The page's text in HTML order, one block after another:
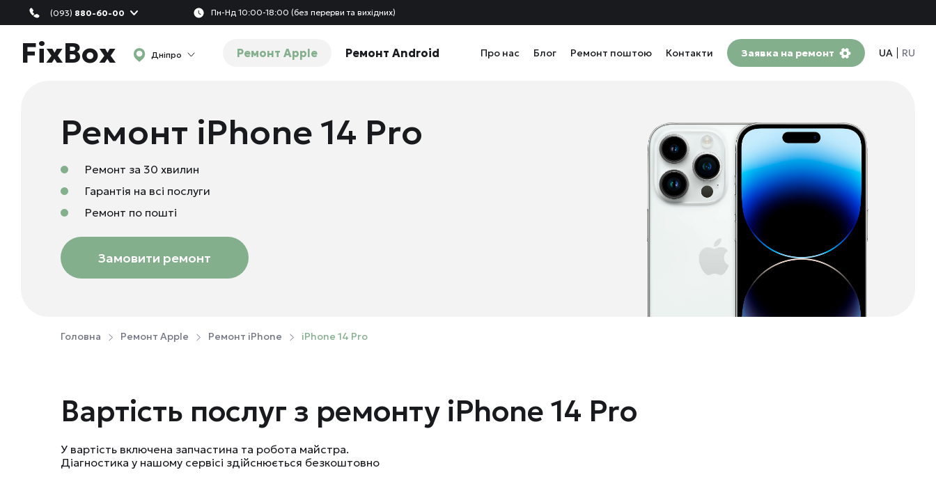
(093) 880-60-00 Пн-Нд 10:00-18:00 (без перерви та вихідних)
FixBox Дніпро Ремонт Apple Ремонт Android Про нас Блог Ремонт поштою Контакти Заявка на ремонт UA RU
Ремонт iPhone 14 Pro
Ремонт за 30 хвилин
Гарантія на всі послуги
Ремонт по пошті
Замовити ремонт
Головна Ремонт Apple Ремонт iPhone iPhone 14 Pro
Вартість послуг з ремонту iPhone 14 Pro
У вартість включена запчастина та робота майстра.
Діагностика у нашому сервісі здійснюється безкоштовно